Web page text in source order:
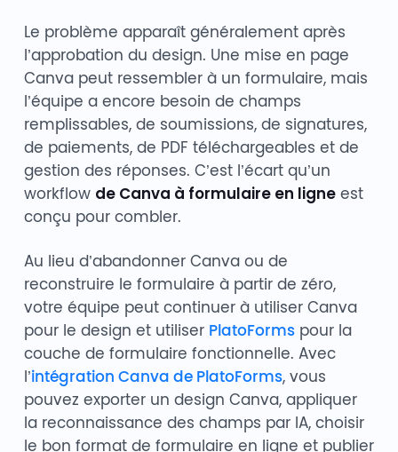
Le problème apparaît généralement après
l’approbation du design. Une mise en page
Canva peut ressembler à un formulaire, mais
l’équipe a encore besoin de champs
remplissables, de soumissions, de signatures,
de paiements, de PDF téléchargeables et de
gestion des réponses. C’est l’écart qu’un
workflow de Canva à formulaire en ligneest
conçu pour combler.
Au lieu d’abandonner Canva ou de
reconstruire le formulaire à partir de zéro,
votre équipe peut continuer à utiliser Canva
pour le design et utiliser PlatoFormspour la
couche de formulaire fonctionnelle. Avec
l’intégration Canva de PlatoForms, vous
pouvez exporter un design Canva, appliquer
la reconnaissance des champs par IA, choisir
le bon format de formulaire en ligne et publier